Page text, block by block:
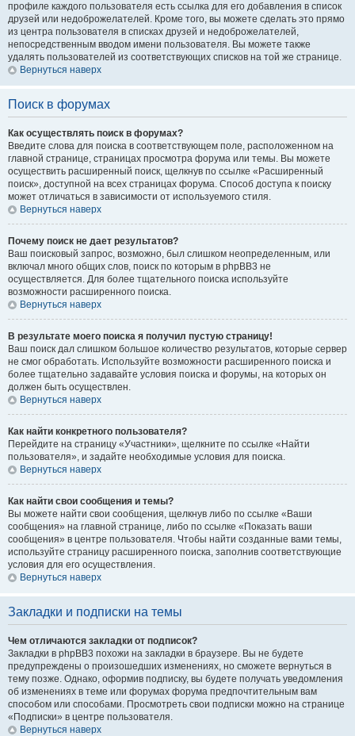
профиле каждого пользователя есть ссылка для его добавления в список
друзей или недоброжелателей. Кроме того, вы можете сделать это прямо
из центра пользователя в списках друзей и недоброжелателей,
непосредственным вводом имени пользователя. Вы можете также
удалять пользователей из соответствующих списков на той же странице.
Вернуться наверх
Поиск в форумах
Как осуществлять поиск в форумах?
Введите слова для поиска в соответствующем поле, расположенном на
главной странице, страницах просмотра форума или темы. Вы можете
осуществить расширенный поиск, щелкнув по ссылке «Расширенный
поиск», доступной на всех страницах форума. Способ доступа к поиску
может отличаться в зависимости от используемого стиля.
Вернуться наверх
Почему поиск не дает результатов?
Ваш поисковый запрос, возможно, был слишком неопределенным, или
включал много общих слов, поиск по которым в phpBB3 не
осуществляется. Для более тщательного поиска используйте
возможности расширенного поиска.
Вернуться наверх
В результате моего поиска я получил пустую страницу!
Ваш поиск дал слишком большое количество результатов, которые сервер
не смог обработать. Используйте возможности расширенного поиска и
более тщательно задавайте условия поиска и форумы, на которых он
должен быть осуществлен.
Вернуться наверх
Как найти конкретного пользователя?
Перейдите на страницу «Участники», щелкните по ссылке «Найти
пользователя», и задайте необходимые условия для поиска.
Вернуться наверх
Как найти свои сообщения и темы?
Вы можете найти свои сообщения, щелкнув либо по ссылке «Ваши
сообщения» на главной странице, либо по ссылке «Показать ваши
сообщения» в центре пользователя. Чтобы найти созданные вами темы,
используйте страницу расширенного поиска, заполнив соответствующие
условия для его осуществления.
Вернуться наверх
Закладки и подписки на темы
Чем отличаются закладки от подписок?
Закладки в phpBB3 похожи на закладки в браузере. Вы не будете
предупреждены о произошедших изменениях, но сможете вернуться в
тему позже. Однако, оформив подписку, вы будете получать уведомления
об изменениях в теме или форумах форума предпочтительным вам
способом или способами. Просмотреть свои подписки можно на странице
«Подписки» в центре пользователя.
Вернуться наверх